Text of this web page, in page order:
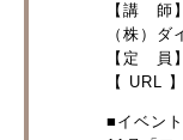
【講 師
（株）
【定 員
【 URL
■イベント